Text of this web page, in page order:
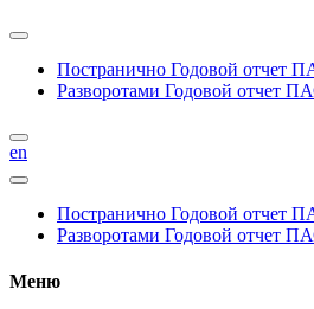
Постранично Годовой отчет
Разворотами Годовой отчет
en
Постранично Годовой отчет
Разворотами Годовой отчет
Меню